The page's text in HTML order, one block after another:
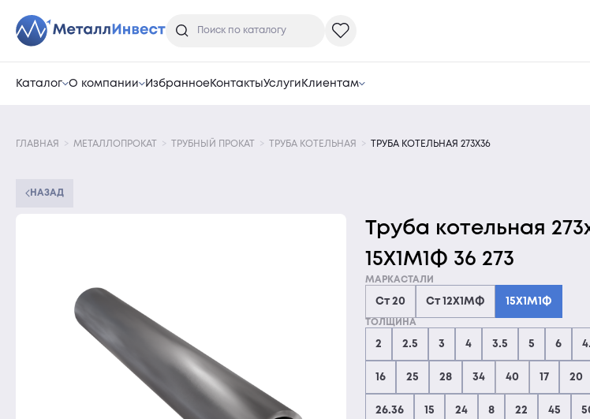
Каталог О компании ИзбранноеКонтактыУслуги Клиентам
ГЛАВНАЯ МЕТАЛЛОПРОКАТ ТРУБНЫЙ ПРОКАТ ТРУБА КОТЕЛЬНАЯ ТРУБА КОТЕЛЬНАЯ 273Х36
НАЗАД
Труба котельная
15Х1М1Ф 36 273
МАРКАСТАЛИ
Ст 20 Ст 12Х1МФ 15Х1М1Ф
ТОЛЩИНА
2 2.5 3 4 3.5 5 6
16 25 28 34 40 17 20
26.36 15 24 8 22 45